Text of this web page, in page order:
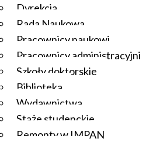
Dyrekcja
Rada Naukowa
Pracownicy naukowi
Pracownicy administracyjni
Szkoły doktorskie
Biblioteka
Wydawnictwa
Staże studenckie
Remonty w IMPAN